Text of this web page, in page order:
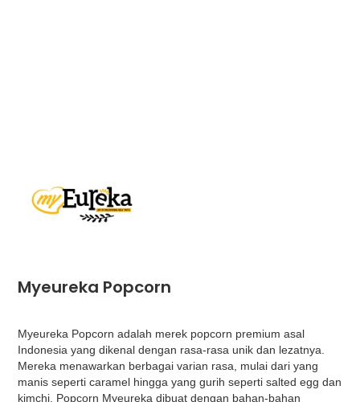
Myeureka Popcorn
Myeureka Popcorn adalah merek popcorn premium asal
Indonesia yang dikenal dengan rasa-rasa unik dan lezatnya.
Mereka menawarkan berbagai varian rasa, mulai dari yang
manis seperti caramel hingga yang gurih seperti salted egg dan
kimchi. Popcorn Myeureka dibuat dengan bahan-bahan